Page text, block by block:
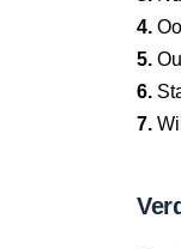
4.
5.
6.
7.